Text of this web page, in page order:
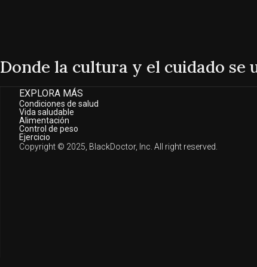
Donde la cultura y el cuidado se
EXPLORA MÁS
Condiciones de salud
Vida saludable
Alimentación
Control de peso
Ejercicio
Copyright © 2025, BlackDoctor, Inc. All right reserved.